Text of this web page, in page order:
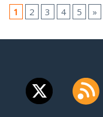
1
2 3 4 5 »